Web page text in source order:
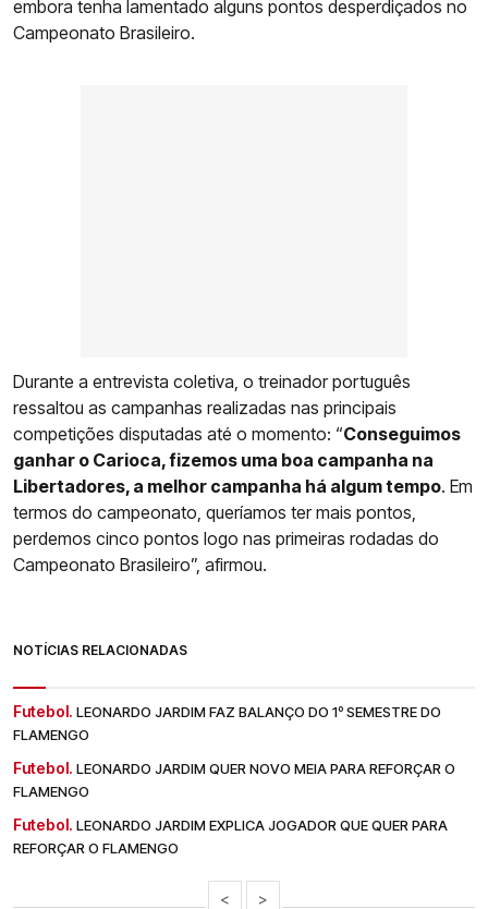
embora tenha lamentado alguns pontos desperdiçados no
Campeonato Brasileiro.
Durante a entrevista coletiva, o treinador português
ressaltou as campanhas realizadas nas principais
competições disputadas até o momento: “Conseguimos
ganhar o Carioca, fizemos uma boa campanha na
Libertadores, a melhor campanha há algum tempo. Em
termos do campeonato, queríamos ter mais pontos,
perdemos cinco pontos logo nas primeiras rodadas do
Campeonato Brasileiro”, afirmou.
NOTÍCIAS RELACIONADAS
Futebol. LEONARDO JARDIM FAZ BALANÇO DO 1º SEMESTRE DO
FLAMENGO
Futebol. LEONARDO JARDIM QUER NOVO MEIA PARA REFORÇAR O
FLAMENGO
Futebol. LEONARDO JARDIM EXPLICA JOGADOR QUE QUER PARA
REFORÇAR O FLAMENGO
< >